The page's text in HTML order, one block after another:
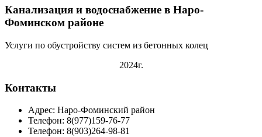
Канализация и водоснабжение в Наро-
Фоминском районе
Услуги по обустройству систем из бетонных колец
2024г.
Контакты
Адрес: Наро-Фоминский район
Телефон: 8(977)159-76-77
Телефон: 8(903)264-98-81